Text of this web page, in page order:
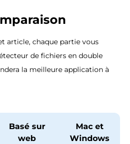
article, chaque partie vous
de fichiers en double
la meilleure application à
Basé sur
web
Mac et
Windows